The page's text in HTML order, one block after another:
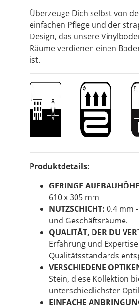
Überzeuge Dich selbst von
einfachen Pflege und der
Design, das unsere
Räume verdienen einen
ist.
Produktdetails:
GERINGE
610 x 305 mm
NUTZSCHICHT: 0.4 mm
und Geschäftsräume.
QUALITÄT, DER DU
Erfahrung und
Qualitätsstandards
VERSCHIEDENE
Stein, diese Kollektion
unterschiedlichster
EINFACHE